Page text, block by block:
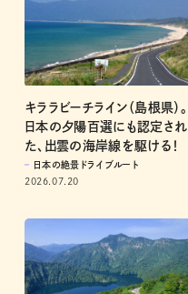
キララビーチライン（島根県）。
日本の夕陽百選にも認定され
た、出雲の海岸線を駆ける！
日本の絶景ドライブルート
2026.07.20